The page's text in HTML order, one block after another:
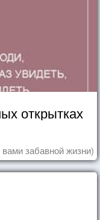
открытках
забавной жизни)